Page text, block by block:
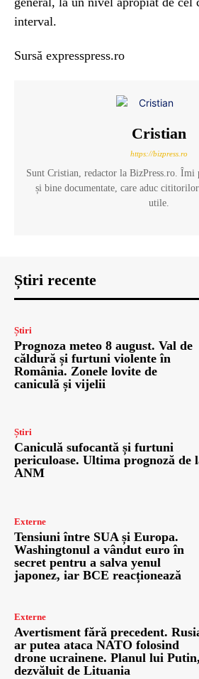
interval.
Sursă expresspress.ro
Cristian
https://bizpress.ro
Sunt Cristian, redactor la BizPress.ro. Îmi
și bine documentate, care aduc
utile.
Știri recente
Știri
Prognoza meteo 8 august. Val de
căldură și furtuni violente în
România. Zonele lovite de
caniculă și vijelii
Știri
Caniculă sufocantă și furtuni
periculoase. Ultima prognoză de
ANM
Externe
Tensiuni între SUA și Europa.
Washingtonul a vândut euro în
secret pentru a salva yenul
japonez, iar BCE reacționează
Externe
Avertisment fără precedent.
ar putea ataca NATO folosind
drone ucrainene. Planul lui Putin,
dezvăluit de Lituania